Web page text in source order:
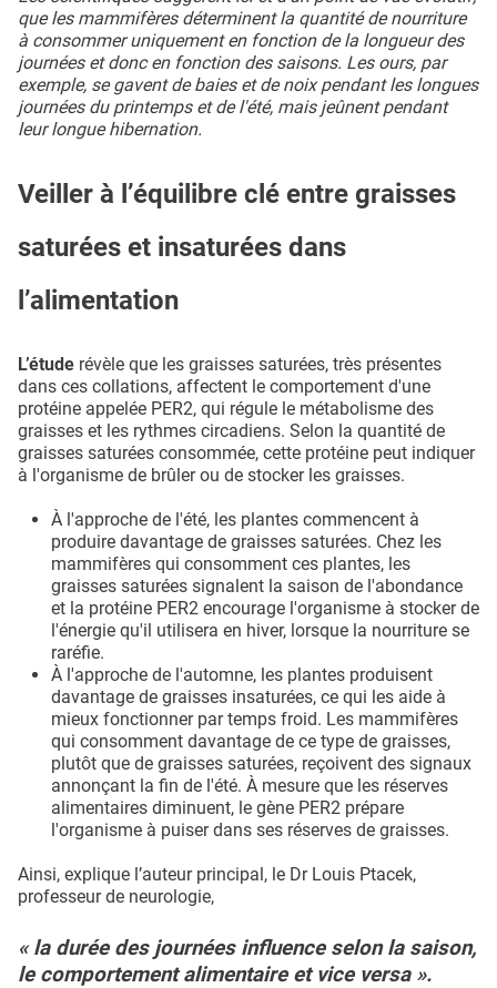
que les mammifères déterminent la quantité de nourriture
à consommer uniquement en fonction de la longueur des
journées et donc en fonction des saisons. Les ours, par
exemple, se gavent de baies et de noix pendant les longues
journées du printemps et de l'été, mais jeûnent pendant
leur longue hibernation.
Veiller à l’équilibre clé entre graisses
saturées et insaturées dans
l’alimentation
L’étude révèle que les graisses saturées, très présentes
dans ces collations, affectent le comportement d'une
protéine appelée PER2, qui régule le métabolisme des
graisses et les rythmes circadiens. Selon la quantité de
graisses saturées consommée, cette protéine peut indiquer
à l'organisme de brûler ou de stocker les graisses.
À l'approche de l'été, les plantes commencent à
produire davantage de graisses saturées. Chez les
mammifères qui consomment ces plantes, les
graisses saturées signalent la saison de l'abondance
et la protéine PER2 encourage l'organisme à stocker de
l'énergie qu'il utilisera en hiver, lorsque la nourriture se
raréfie.
À l'approche de l'automne, les plantes produisent
davantage de graisses insaturées, ce qui les aide à
mieux fonctionner par temps froid. Les mammifères
qui consomment davantage de ce type de graisses,
plutôt que de graisses saturées, reçoivent des signaux
annonçant la fin de l'été. À mesure que les réserves
alimentaires diminuent, le gène PER2 prépare
l'organisme à puiser dans ses réserves de graisses.
Ainsi, explique l’auteur principal, le Dr Louis Ptacek,
professeur de neurologie,
« la durée des journées influence selon la saison,
le comportement alimentaire et vice versa ».